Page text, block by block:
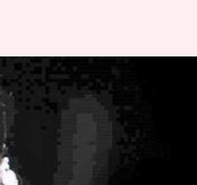
में किया
शुरुआत